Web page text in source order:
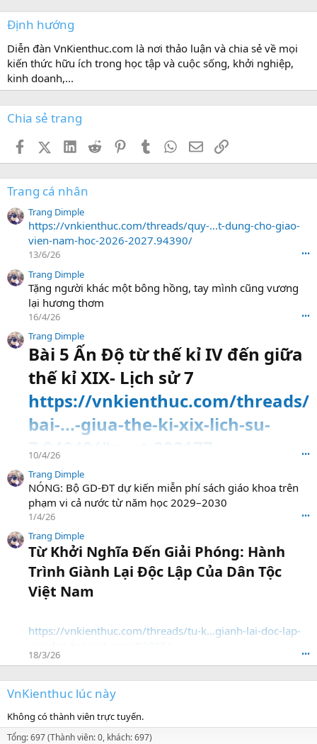
Định hướng
Diễn đàn VnKienthuc.com là nơi thảo luận và chia sẻ về mọi
kiến thức hữu ích trong học tập và cuộc sống, khởi nghiệp,
kinh doanh,...
Chia sẻ trang
FacebookX (Twitter)
LinkedIn
Reddit PinterestTumblr WhatsApp
EmailLink
Trang cá nhân
Trang Dimple
https://vnkienthuc.com/threads/quy-...t-dung-cho-giao-
vien-nam-hoc-2026-2027.94390/
13/6/26 •••
Trang Dimple
Tặng người khác một bông hồng, tay mình cũng vương
lại hương thơm
16/4/26 •••
Trang Dimple
Bài 5 Ấn Độ từ thế kỉ IV đến giữa
thế kỉ XIX- Lịch sử 7
https://vnkienthuc.com/threads/
bai-...-giua-the-ki-xix-lich-su-
7.94040/#post-202177
10/4/26 •••
Trang Dimple
NÓNG: Bộ GD-ĐT dự kiến miễn phí sách giáo khoa trên
phạm vi cả nước từ năm học 2029–2030
1/4/26 •••
Trang Dimple
Từ Khởi Nghĩa Đến Giải Phóng: Hành
Trình Giành Lại Độc Lập Của Dân Tộc
Việt Nam​
https://vnkienthuc.com/threads/tu-k...gianh-lai-doc-lap-
18/3/26 •••
VnKienthuc lúc này
Không có thành viên trực tuyến.
Tổng: 697 (Thành viên: 0, khách: 697)